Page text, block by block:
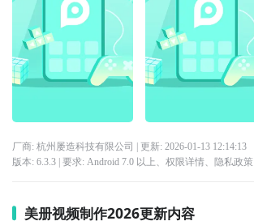
厂商: 杭州屡造科技有限公司 | 更新: 2026-01-13 12:14:13
版本: 6.3.3| 要求: Android 7.0 以上、 权限详情、 隐私政策
美册视频制作2026更新内容